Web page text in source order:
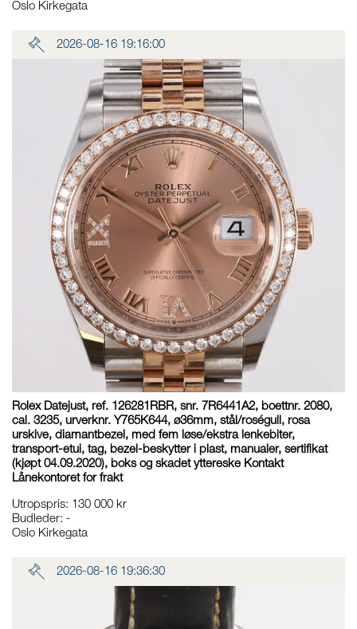
Oslo Kirkegata
2026-08-16 19:16:00
Rolex Datejust, ref. 126281RBR, snr. 7R6441A2, boettnr. 2080,
cal. 3235, urverknr. Y765K644, ø36mm, stål/roségull, rosa
urskive, diamantbezel, med fem løse/ekstra lenkebiter,
transport-etui, tag, bezel-beskytter i plast, manualer, sertifikat
(kjøpt 04.09.2020), boks og skadet yttereske Kontakt
Lånekontoret for frakt
Utropspris: 130 000 kr
Budleder: -
Oslo Kirkegata
2026-08-16 19:36:30